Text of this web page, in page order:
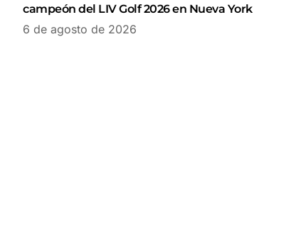
campeón del LIV Golf 2026 en Nueva York
6 de agosto de 2026